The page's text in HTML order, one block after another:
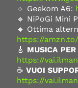
🔹 Geekom A6:
🔹 NiPoGi Mini
🔹 Ottima
https://
🎸 MUSICA PER
https://
☕ VUOI
https://